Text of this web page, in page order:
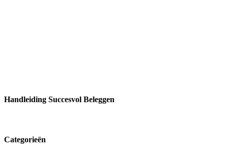
Handleiding Succesvol Beleggen
Categorieën